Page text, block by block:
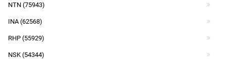
NTN (75943)
INA (62568)
RHP (55929)
NSK (54344)